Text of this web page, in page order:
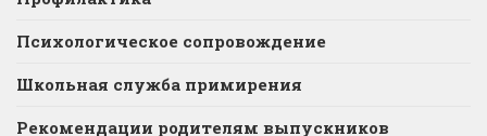
Психологическое сопровождение
Школьная служба примирения
Рекомендации родителям выпускников